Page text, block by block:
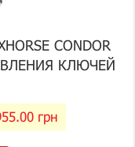
CONDOR
КЛЮЧЕЙ
грн